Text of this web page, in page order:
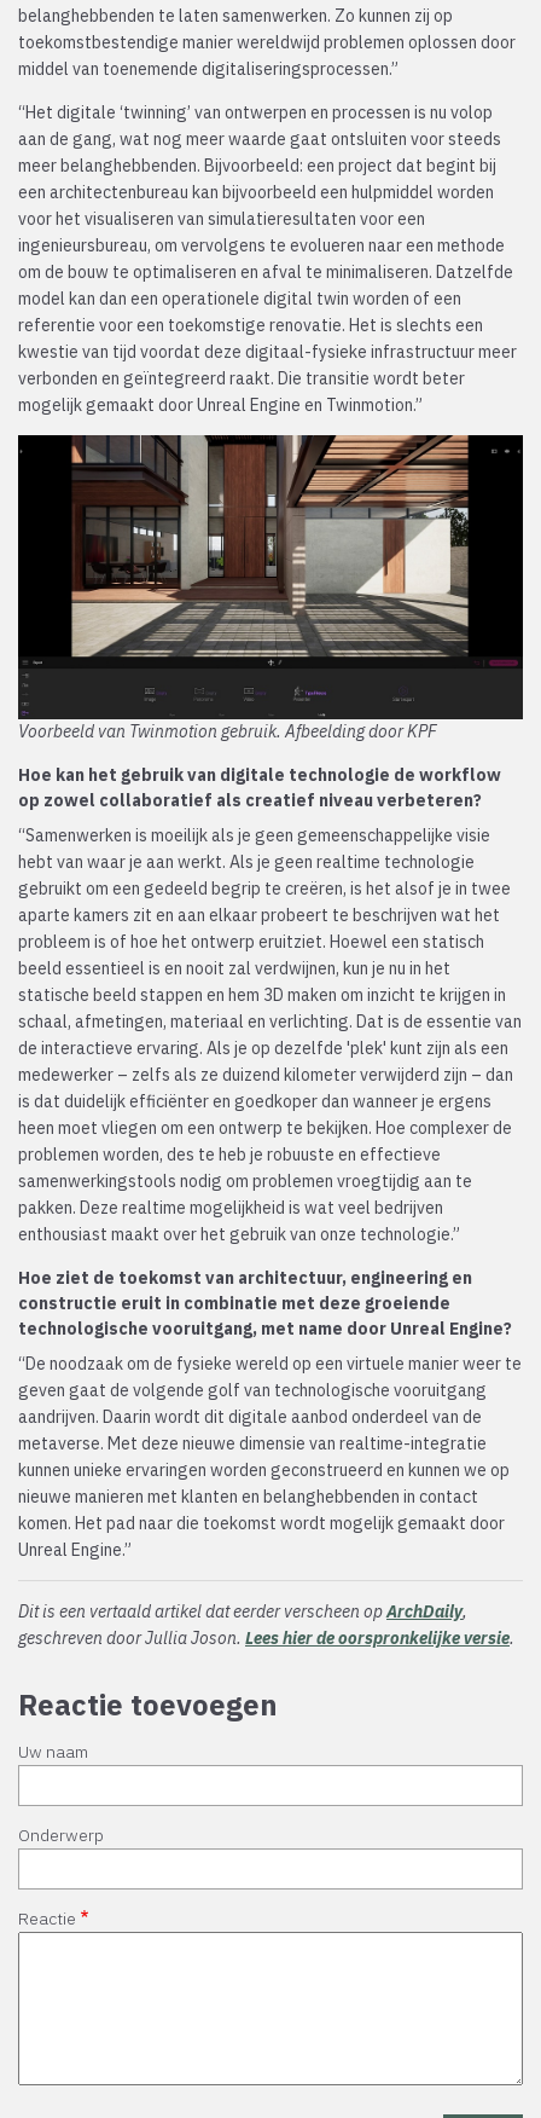
belanghebbenden te laten samenwerken. Zo kunnen zij op
toekomstbestendige manier wereldwijd problemen oplossen door
middel van toenemende digitaliseringsprocessen.”
“Het digitale ‘twinning’ van ontwerpen en processen is nu volop
aan de gang, wat nog meer waarde gaat ontsluiten voor steeds
meer belanghebbenden. Bijvoorbeeld: een project dat begint bij
een architectenbureau kan bijvoorbeeld een hulpmiddel worden
voor het visualiseren van simulatieresultaten voor een
ingenieursbureau, om vervolgens te evolueren naar een methode
om de bouw te optimaliseren en afval te minimaliseren. Datzelfde
model kan dan een operationele digital twin worden of een
referentie voor een toekomstige renovatie. Het is slechts een
kwestie van tijd voordat deze digitaal-fysieke infrastructuur meer
verbonden en geïntegreerd raakt. Die transitie wordt beter
mogelijk gemaakt door Unreal Engine en Twinmotion.”
Voorbeeld van Twinmotion gebruik. Afbeelding door KPF
Hoe kan het gebruik van digitale technologie de workflow
op zowel collaboratief als creatief niveau verbeteren?
“Samenwerken is moeilijk als je geen gemeenschappelijke visie
hebt van waar je aan werkt. Als je geen realtime technologie
gebruikt om een gedeeld begrip te creëren, is het alsof je in twee
aparte kamers zit en aan elkaar probeert te beschrijven wat het
probleem is of hoe het ontwerp eruitziet. Hoewel een statisch
beeld essentieel is en nooit zal verdwijnen, kun je nu in het
statische beeld stappen en hem 3D maken om inzicht te krijgen in
schaal, afmetingen, materiaal en verlichting. Dat is de essentie van
de interactieve ervaring. Als je op dezelfde 'plek' kunt zijn als een
medewerker – zelfs als ze duizend kilometer verwijderd zijn – dan
is dat duidelijk efficiënter en goedkoper dan wanneer je ergens
heen moet vliegen om een ontwerp te bekijken. Hoe complexer de
problemen worden, des te heb je robuuste en effectieve
samenwerkingstools nodig om problemen vroegtijdig aan te
pakken. Deze realtime mogelijkheid is wat veel bedrijven
enthousiast maakt over het gebruik van onze technologie.”
Hoe ziet de toekomst van architectuur, engineering en
constructie eruit in combinatie met deze groeiende
technologische vooruitgang, met name door Unreal Engine?
“De noodzaak om de fysieke wereld op een virtuele manier weer te
geven gaat de volgende golf van technologische vooruitgang
aandrijven. Daarin wordt dit digitale aanbod onderdeel van de
metaverse. Met deze nieuwe dimensie van realtime-integratie
kunnen unieke ervaringen worden geconstrueerd en kunnen we op
nieuwe manieren met klanten en belanghebbenden in contact
komen. Het pad naar die toekomst wordt mogelijk gemaakt door
Unreal Engine.”
Dit is een vertaald artikel dat eerder verscheen opArchDaily,
geschreven door Jullia Joson. Lees hier de oorspronkelijke versie.
Reactie toevoegen
Uw naam
Onderwerp
Reactie